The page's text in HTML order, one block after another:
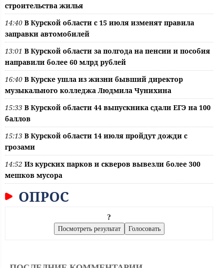
строительства жилья
14:40 В Курской области с 15 июля изменят правила
заправки автомобилей
13:01 В Курской области за полгода на пенсии и пособия
направили более 60 млрд рублей
16:40 В Курске ушла из жизни бывший директор
музыкального колледжа Людмила Чунихина
15:33 В Курской области 44 выпускника сдали ЕГЭ на 100
баллов
15:13 В Курской области 14 июля пройдут дожди с
грозами
14:52 Из курских парков и скверов вывезли более 300
мешков мусора
ОПРОС
?